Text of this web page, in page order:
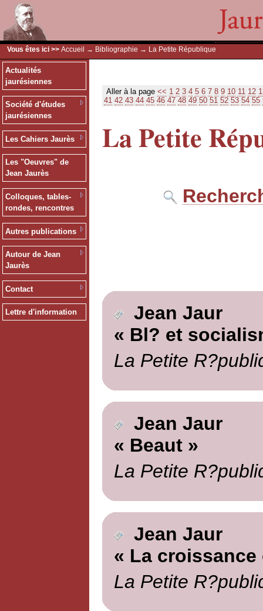
Vous êtes ici >> Accueil → Bibliographie → La Petite République
Actualités
jaurésiennes
Société d'études
jaurésiennes
Les Cahiers Jaurès
Les "Oeuvres" de
Jean Jaurès
Colloques, tables-
rondes, rencontres
Autres publications
Autour de Jean
Jaurès
Contact
Lettre d'information
Aller à la page << 1 2 3 4 5 6 7 8 9 10 11 12
41 42 43 44 45 46 47 48 49 50 51 52 53 54 55
La Petite
Jean Jaur
« Bl? et
La Petite
Jean Jaur
« Beaut »
La Petite
Jean Jaur
« La
La Petite